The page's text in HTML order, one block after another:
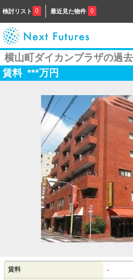
検討リスト 0 最近見た物件 0
横山町ダイカンプラザの過
賃料 ***万円
賃料 -